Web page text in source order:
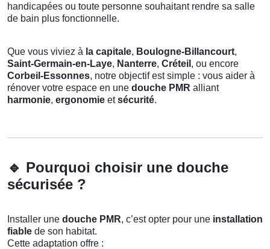
handicapées ou toute personne souhaitant rendre sa salle
de bain plus fonctionnelle.
Que vous viviez à la capitale, Boulogne-Billancourt,
Saint-Germain-en-Laye, Nanterre, Créteil , ou encore
Corbeil-Essonnes, notre objectif est simple : vous aider à
rénover votre espace en une douche PMR alliant
harmonie, ergonomie etsécurité.
🔹 Pourquoi choisir une douche
sécurisée ?
Installer une douche PMR, c’est opter pour une installation
fiable de son habitat.
Cette adaptation offre :